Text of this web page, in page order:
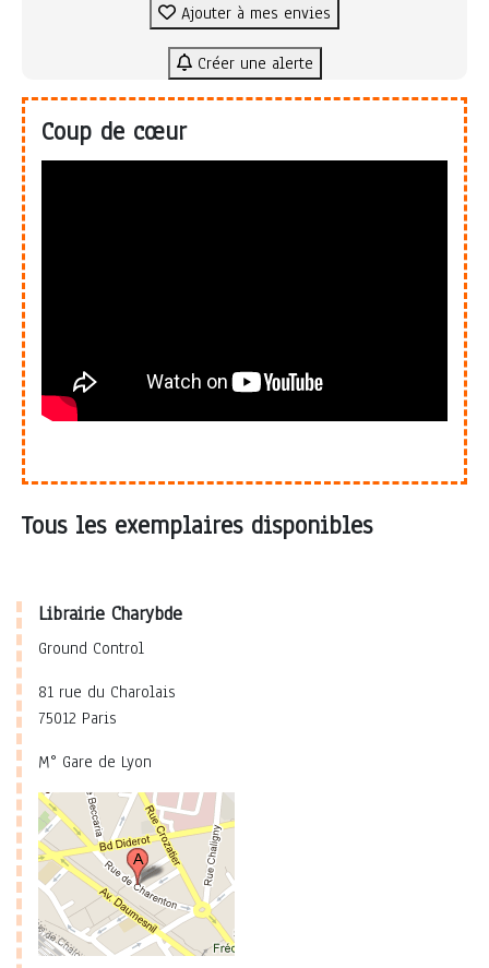
Ajouter à mes envies
Créer une alerte
Coup de cœur
Tous les exemplaires disponibles
Librairie Charybde
Ground Control
81 rue du Charolais
75012 Paris
M° Gare de Lyon